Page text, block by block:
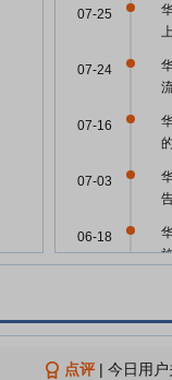
07-25
07-24
07-16
07-03
06-18
点评| 今日用